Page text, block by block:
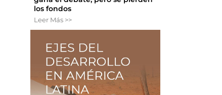
los fondos
Leer Más >>